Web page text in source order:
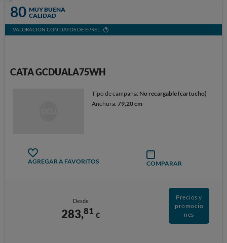
80 MUY BUENA
CALIDAD
VALORACIÓN CON DATOS DE EPREL
CATA GCDUALA75WH
Tipo de campana: No recargable (cartucho)
Anchura:79,20 cm
AGREGAR A FAVORITOS COMPARAR
Desde
283,81 €
Precios y
promocio
nes